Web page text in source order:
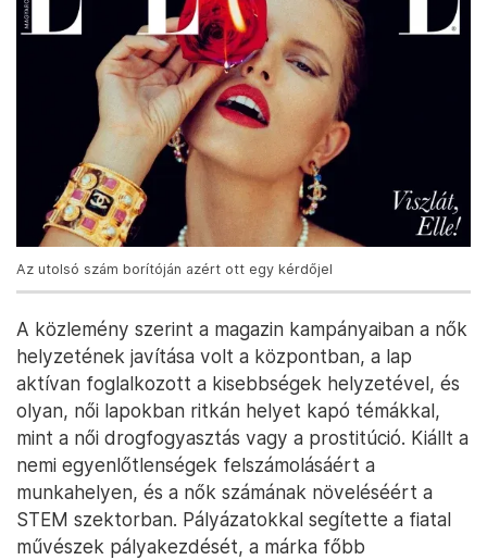
Az utolsó szám borítóján azért ott egy kérdőjel
A közlemény szerint a magazin kampányaiban a nők
helyzetének javítása volt a központban, a lap
aktívan foglalkozott a kisebbségek helyzetével, és
olyan, női lapokban ritkán helyet kapó témákkal,
mint a női drogfogyasztás vagy a prostitúció. Kiállt a
nemi egyenlőtlenségek felszámolásáért a
munkahelyen, és a nők számának növeléséért a
STEM szektorban. Pályázatokkal segítette a fiatal
művészek pályakezdését, a márka főbb